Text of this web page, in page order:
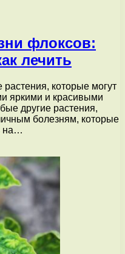
флоксов:
лечить
которые могут
яркими и красивыми
другие растения,
болезням, которые
на…